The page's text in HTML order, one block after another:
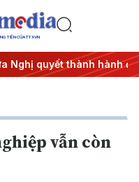
TIỆN CỦA TTXVN
Nghị quyết thành hành
vẫn còn